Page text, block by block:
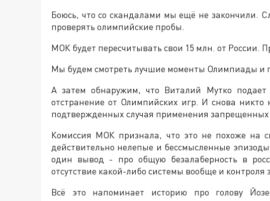
Боюсь, что со скандалами мы ещё не закончили.
проверять олимпийские пробы.
МОК будет пересчитывать свои 15 млн. от России.
Мы будем смотреть лучшие моменты Олимпиады и
А затем обнаружим, что Виталий Мутко
отстранение от Олимпийских игр. И снова никто
подтвержденных случая применения
Комиссия МОК признала, что это не похоже на
действительно нелепые и бессмысленные
один вывод - про общую безалаберность в
отсутствие какой-либо системы вообще и контроля
Всё это напоминает историю про голову